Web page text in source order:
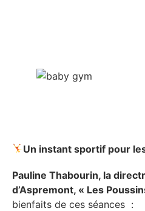
Un instant sportif pour
Pauline Thabourin, la d
d’Aspremont, « Les
bienfaits de ces séances :